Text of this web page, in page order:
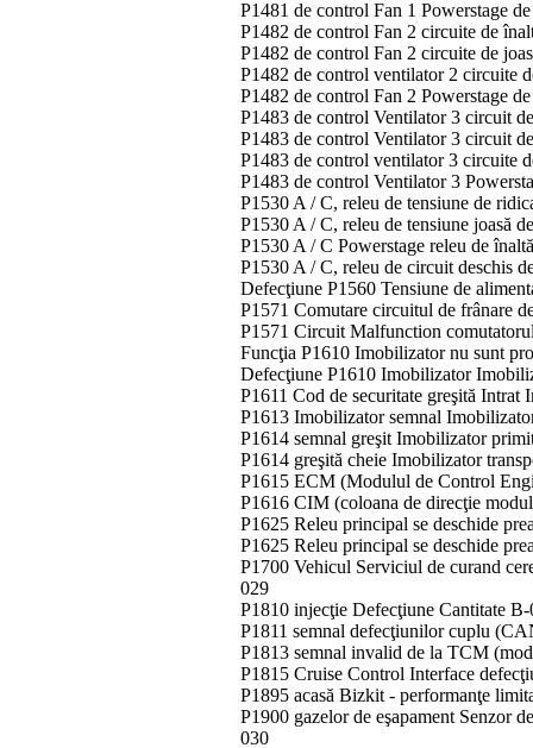
P1481 de control Fan 1 Powerstage
P1482 de control Fan 2 circuite de
P1482 de control Fan 2 circuite de
P1482 de control ventilator 2 circuite
P1482 de control Fan 2 Powerstage
P1483 de control Ventilator 3 circuit
P1483 de control Ventilator 3 circuit
P1483 de control ventilator 3 circuite
P1483 de control Ventilator 3
P1530 ​​A / C, releu de tensiune de
P1530 ​​A / C, releu de tensiune joasă
P1530 ​​A / C Powerstage releu de
P1530 ​​A / C, releu de circuit deschis
Defecţiune P1560 Tensiune de
P1571 Comutare circuitul de frânare
P1571 Circuit Malfunction
Funcţia P1610 Imobilizator nu sunt
Defecţiune P1610 Imobilizator
P1611 Cod de securitate greşită Intrat
P1613 Imobilizator semnal
P1614 semnal greşit Imobilizator
P1614 greşită cheie Imobilizator
P1615 ECM (Modulul de Control
P1616 CIM (coloana de direcţie
P1625 Releu principal se deschide
P1625 Releu principal se deschide
P1700 Vehicul Serviciul de curand
029
P1810 injecţie Defecţiune Cantitate
P1811 semnal defecţiunilor cuplu
P1813 semnal invalid de la TCM
P1815 Cruise Control Interface
P1895 acasă Bizkit - performanţe
P1900 gazelor de eşapament Senzor
030